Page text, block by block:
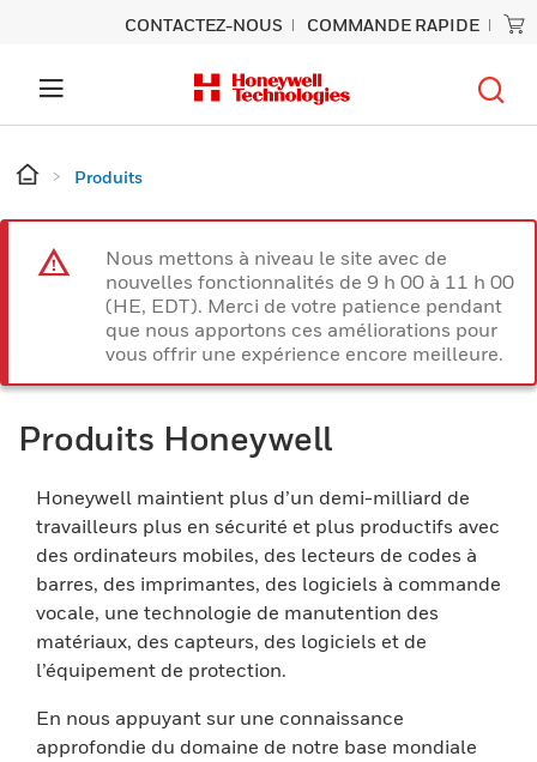
CONTACTEZ-NOUS COMMANDE RAPIDE
Produits
Nous mettons à niveau le site avec de
nouvelles fonctionnalités de 9 h 00 à 11 h 00
(HE, EDT). Merci de votre patience pendant
que nous apportons ces améliorations pour
vous offrir une expérience encore meilleure.
Produits Honeywell
Honeywell maintient plus d’un demi-milliard de
travailleurs plus en sécurité et plus productifs avec
des ordinateurs mobiles, des lecteurs de codes à
barres, des imprimantes, des logiciels à commande
vocale, une technologie de manutention des
matériaux, des capteurs, des logiciels et de
l’équipement de protection.
En nous appuyant sur une connaissance
approfondie du domaine de notre base mondiale